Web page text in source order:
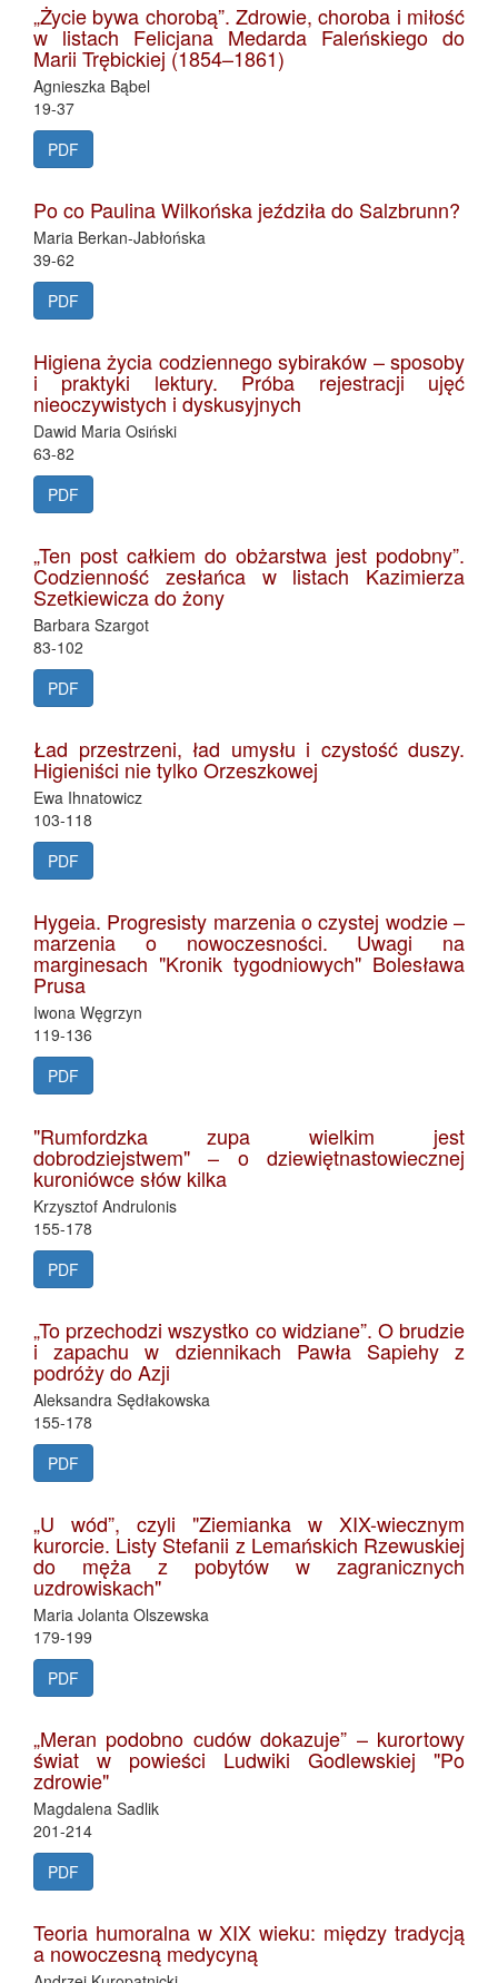
„Życie bywa chorobą”. Zdrowie, choroba i miłość
w listach Felicjana Medarda Faleńskiego do
Marii Trębickiej (1854–1861)
Agnieszka Bąbel
19-37
PDF
Po co Paulina Wilkońska jeździła do Salzbrunn?
Maria Berkan-Jabłońska
39-62
PDF
Higiena życia codziennego sybiraków – sposoby
i praktyki lektury. Próba rejestracji ujęć
nieoczywistych i dyskusyjnych
Dawid Maria Osiński
63-82
PDF
„Ten post całkiem do obżarstwa jest podobny”.
Codzienność zesłańca w listach Kazimierza
Szetkiewicza do żony
Barbara Szargot
83-102
PDF
Ład przestrzeni, ład umysłu i czystość duszy.
Higieniści nie tylko Orzeszkowej
Ewa Ihnatowicz
103-118
PDF
Hygeia. Progresisty marzenia o czystej wodzie –
marzenia o nowoczesności. Uwagi na
marginesach "Kronik tygodniowych" Bolesława
Prusa
Iwona Węgrzyn
119-136
PDF
"Rumfordzka zupa wielkim jest
dobrodziejstwem" – o dziewiętnastowiecznej
kuroniówce słów kilka
Krzysztof Andrulonis
155-178
PDF
„To przechodzi wszystko co widziane”. O brudzie
i zapachu w dziennikach Pawła Sapiehy z
podróży do Azji
Aleksandra Sędłakowska
155-178
PDF
„U wód”, czyli "Ziemianka w XIX-wiecznym
kurorcie. Listy Stefanii z Lemańskich Rzewuskiej
do męża z pobytów w zagranicznych
uzdrowiskach"
Maria Jolanta Olszewska
179-199
PDF
„Meran podobno cudów dokazuje” – kurortowy
świat w powieści Ludwiki Godlewskiej "Po
zdrowie"
Magdalena Sadlik
201-214
PDF
Teoria humoralna w XIX wieku: między tradycją
a nowoczesną medycyną